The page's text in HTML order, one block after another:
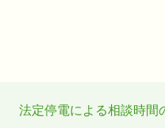
法定停電による相談時間